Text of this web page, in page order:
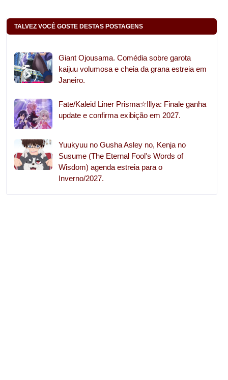
TALVEZ VOCÊ GOSTE DESTAS POSTAGENS
Giant Ojousama. Comédia sobre garota
kaijuu volumosa e cheia da grana estreia em
Janeiro.
Fate/Kaleid Liner Prisma☆Illya: Finale ganha
update e confirma exibição em 2027.
Yuukyuu no Gusha Asley no, Kenja no
Susume (The Eternal Fool's Words of
Wisdom) agenda estreia para o
Inverno/2027.